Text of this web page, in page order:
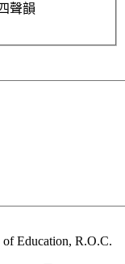
聲韻
Education, R.O.C.